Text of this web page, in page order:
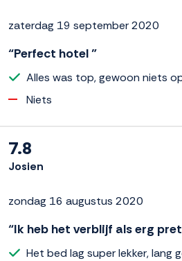
zaterdag 19 september 2020
“Perfect hotel ”
Alles was top, gewoon niets
Niets
7.8
Josien
zondag 16 augustus 2020
“Ik heb het verblijf als erg
Het bed lag super lekker, lang